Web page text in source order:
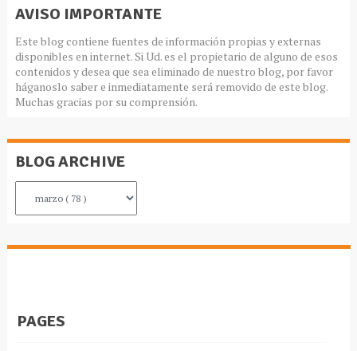
AVISO IMPORTANTE
Este blog contiene fuentes de información propias y externas
disponibles en internet. Si Ud. es el propietario de alguno de esos
contenidos y desea que sea eliminado de nuestro blog, por favor
háganoslo saber e inmediatamente será removido de este blog.
Muchas gracias por su comprensión.
BLOG ARCHIVE
PAGES